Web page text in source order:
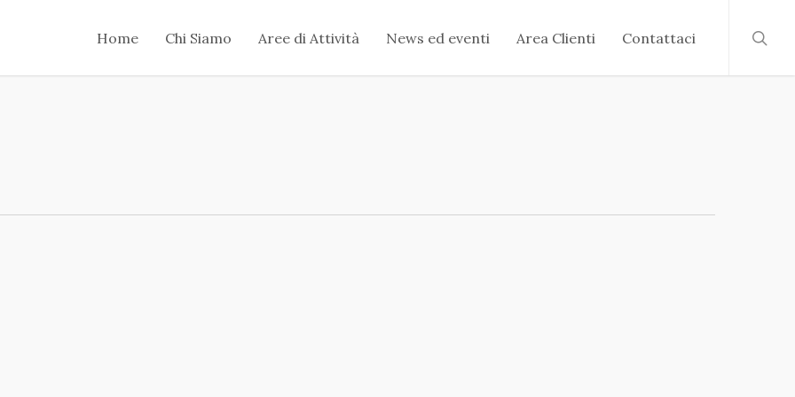
Home Chi Siamo Aree di Attività News ed eventi Area Clienti Contattaci